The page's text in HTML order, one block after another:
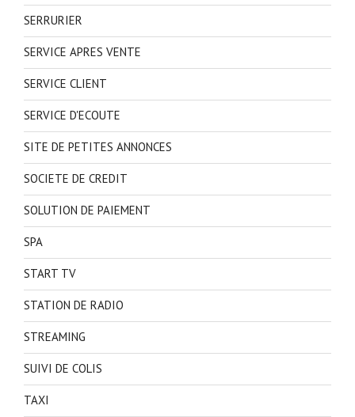
SERRURIER
SERVICE APRES VENTE
SERVICE CLIENT
SERVICE D'ECOUTE
SITE DE PETITES ANNONCES
SOCIETE DE CREDIT
SOLUTION DE PAIEMENT
SPA
START TV
STATION DE RADIO
STREAMING
SUIVI DE COLIS
TAXI